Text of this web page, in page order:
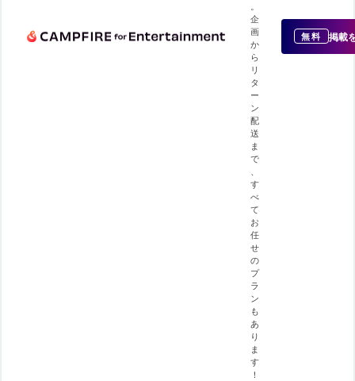
企
画
か
ら
リ
タ
ー
ン
配
送
ま
で
す
べ
て
お
任
せ
の
プ
ラ
ン
も
あ
り
ま
す
！
無料 掲載